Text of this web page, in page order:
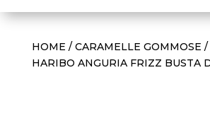
HOME / CARAMELLE GOMMOSE /
HARIBO ANGURIA FRIZZ BUSTA